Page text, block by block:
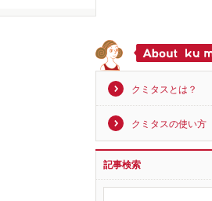
クミタスとは？
クミタスの使い方
記事検索